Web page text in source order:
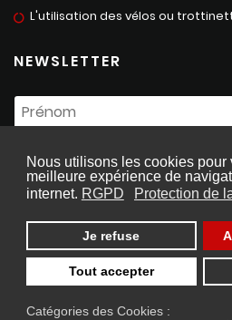
Nous utilisons les cookies pour
meilleure expérience de
internet. RGPD Protection de
Je refuse
Tout accepter
Catégories des Cookies :
L'utilisation des vélos ou
NEWSLETTER
Souscrire